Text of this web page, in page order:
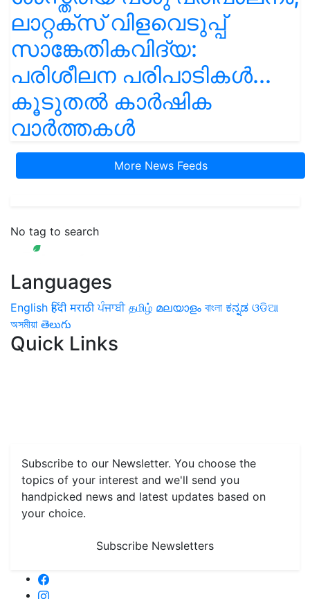
ലാറ്റക്സ് വിളവെടുപ്പ്
സാങ്കേതികവിദ്യ:
പരിശീലന പരിപാടികൾ...
കൂടുതൽ കാർഷിക
വാർത്തകൾ
More News Feeds
No tag to search
Languages
English हिंदी मराठी ਪੰਜਾਬੀ தமிழ் മലയാളം বাংলা ಕನ್ನಡ ଓଡିଆ
অসমীয়া తెలుగు
Quick Links
Subscribe to our Newsletter. You choose the
topics of your interest and we'll send you
handpicked news and latest updates based on
your choice.
Subscribe Newsletters